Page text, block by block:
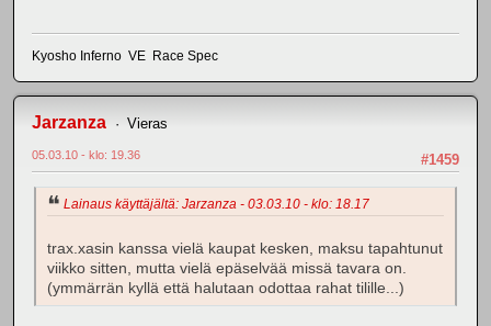
Kyosho Inferno VE Race Spec
Jarzanza Vieras
#1459
05.03.10 - klo: 19.36
Lainaus käyttäjältä: Jarzanza - 03.03.10 - klo: 18.17
trax.xasin kanssa vielä kaupat kesken, maksu tapahtunut
viikko sitten, mutta vielä epäselvää missä tavara on.
(ymmärrän kyllä että halutaan odottaa rahat tilille...)